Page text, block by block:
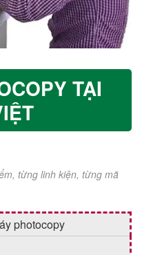
TẠI
từng linh kiện, từng mã
photocopy